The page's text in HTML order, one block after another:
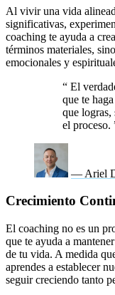
Al vivir una vida
significativas,
coaching te ayuda a
términos materiales,
emocionales y
“ El
que te
que logras,
el proceso.
— Ariel
Crecimiento
El coaching no es un
que te ayuda a
de tu vida. A medida
aprendes a establecer
seguir creciendo tanto